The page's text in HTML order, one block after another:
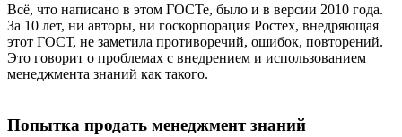
Всё, что написано в этом ГОСТе, было и в версии 2010 года.
За 10 лет, ни авторы, ни госкорпорация Ростех, внедряющая
этот ГОСТ, не заметила противоречий, ошибок, повторений.
Это говорит о проблемах с внедрением и использованием
менеджмента знаний как такого.
Попытка продать менеджмент знаний